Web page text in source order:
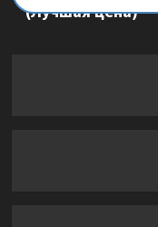
цена)
(Лучшая цена)